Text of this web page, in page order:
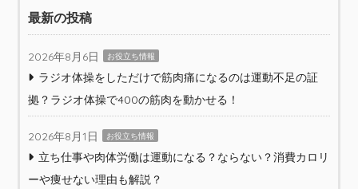
最新の投稿
2026年8月6日 お役立ち情報
ラジオ体操をしただけで筋肉痛になるのは運動不足の証
拠？ラジオ体操で400の筋肉を動かせる！
2026年8月1日 お役立ち情報
立ち仕事や肉体労働は運動になる？ならない？消費カロリ
ーや痩せない理由も解説？